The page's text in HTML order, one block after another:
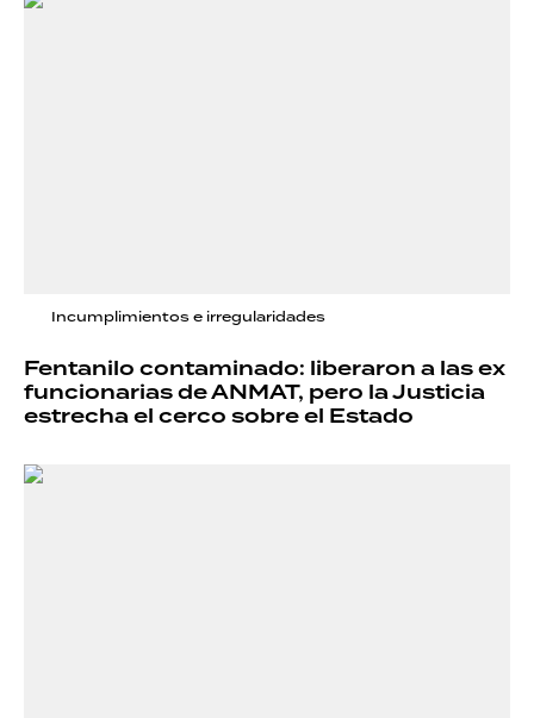
Incumplimientos e irregularidades
Fentanilo contaminado: liberaron a las ex
funcionarias de ANMAT, pero la Justicia
estrecha el cerco sobre el Estado